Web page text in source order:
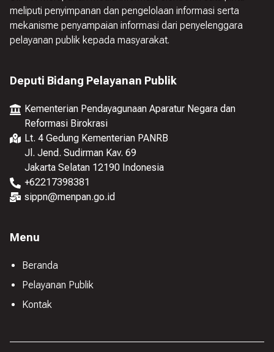
meliputi penyimpanan dan pengelolaan informasi serta
mekanisme penyampaian informasi dari penyelenggara
pelayanan publik kepada masyarakat.
Deputi Bidang Pelayanan Publik
Kementerian Pendayagunaan Aparatur Negara dan
Reformasi Birokrasi
Lt. 4 Gedung Kementerian PANRB
Jl. Jend. Sudirman Kav. 69
Jakarta Selatan 12190 Indonesia
+62217398381
sippn@menpan.go.id
Menu
Beranda
Pelayanan Publik
Kontak